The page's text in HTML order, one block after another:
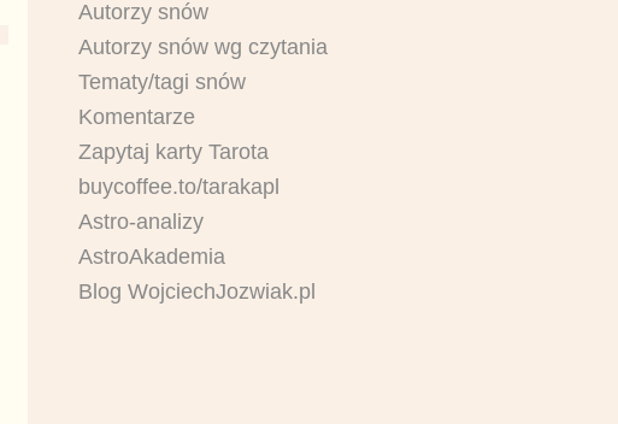
Autorzy snów
Autorzy snów wg czytania
Tematy/tagi snów
Komentarze
Zapytaj karty Tarota
buycoffee.to/tarakapl
Astro-analizy
AstroAkademia
Blog WojciechJozwiak.pl